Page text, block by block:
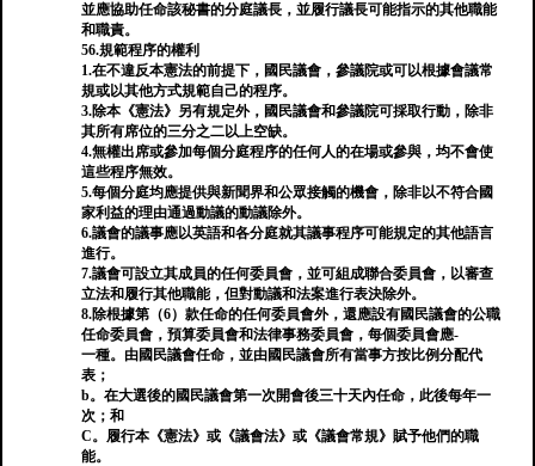
並應協助任命該秘書的分庭議長，並履行議長可能指示的其他職能
和職責。
56.規範程序的權利
1.在不違反本憲法的前提下，國民議會，參議院或可以根據會議常
規或以其他方式規範自己的程序。
3.除本《憲法》另有規定外，國民議會和參議院可採取行動，除非
其所有席位的三分之二以上空缺。
4.無權出席或參加每個分庭程序的任何人的在場或參與，均不會使
這些程序無效。
5.每個分庭均應提供與新聞界和公眾接觸的機會，除非以不符合國
家利益的理由通過動議的動議除外。
6.議會的議事應以英語和各分庭就其議事程序可能規定的其他語言
進行。
7.議會可設立其成員的任何委員會，並可組成聯合委員會，以審查
立法和履行其他職能，但對動議和法案進行表決除外。
8.除根據第（6）款任命的任何委員會外，還應設有國民議會的公職
任命委員會，預算委員會和法律事務委員會，每個委員會應-
一種。由國民議會任命，並由國民議會所有當事方按比例分配代
表；
b。在大選後的國民議會第一次開會後三十天內任命，此後每年一
次；和
C。履行本《憲法》或《議會法》或《議會常規》賦予他們的職
能。